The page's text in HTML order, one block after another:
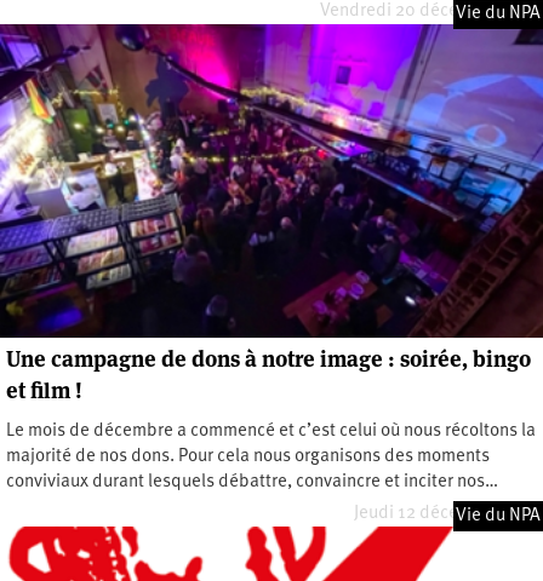
Vendredi 20 décembre 2024
Vie du NPA
Une campagne de dons à notre image : soirée, bingo
et film !
Le mois de décembre a commencé et c’est celui où nous récoltons la
majorité de nos dons. Pour cela nous organisons des moments
conviviaux durant lesquels débattre, convaincre et inciter nos…
Jeudi 12 décembre 2024
Vie du NPA